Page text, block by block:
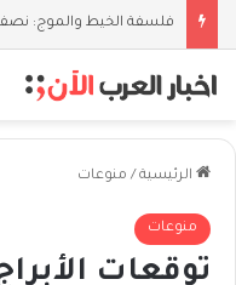
فلسفة الخيط والموج:
الرئيسية / منوعات
منوعات